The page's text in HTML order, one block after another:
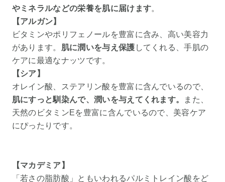
やミネラルなどの栄養を肌に届けます。
【アルガン】
ビタミンやポリフェノールを豊富に含み、高い美容力
があります。 肌に潤いを与え保護 してくれる、手肌の
ケアに最適なナッツです。
【シア】
オレイン酸、ステアリン酸を豊富に含んでいるので、
肌にすっと馴染んで、潤いを与えてくれます。
また、
天然のビタミンEを豊富に含んでいるので、美容ケア
にぴったりです。
【マカデミア】
「若さの脂肪酸」ともいわれるパルミトレイン酸をど